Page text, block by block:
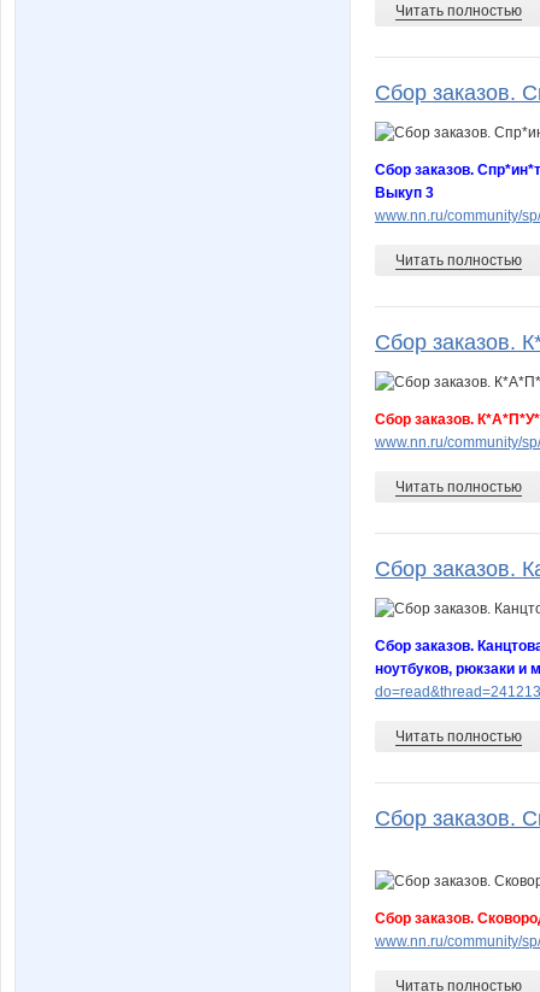
Читать полностью
Сбор заказов.
Сбор заказов.
Выкуп 3
www.nn.ru/community/
Читать полностью
Сбор заказов.
Сбор заказов.
www.nn.ru/community/
Читать полностью
Сбор заказов.
Сбор заказов.
ноутбуков, рюкзаки и
Читать полностью
Сбор заказов.
Сбор заказов.
www.nn.ru/community/
Читать полностью